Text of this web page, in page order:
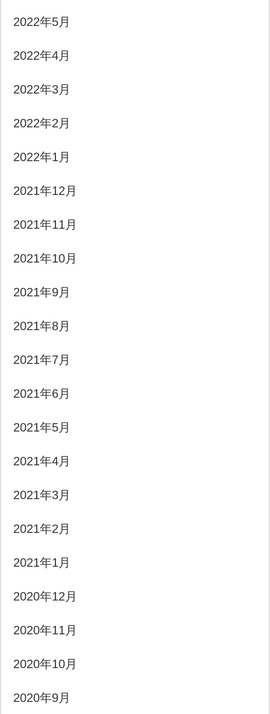
2022年5月
2022年4月
2022年3月
2022年2月
2022年1月
2021年12月
2021年11月
2021年10月
2021年9月
2021年8月
2021年7月
2021年6月
2021年5月
2021年4月
2021年3月
2021年2月
2021年1月
2020年12月
2020年11月
2020年10月
2020年9月